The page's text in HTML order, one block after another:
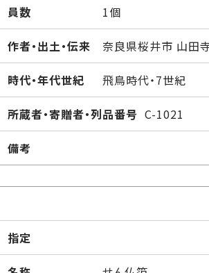
員数 1個
作者・出土・伝来 奈良県桜井市 山田
時代・年代世紀 飛鳥時代・7世紀
所蔵者・寄贈者・列品番号 C-1021
備考
指定